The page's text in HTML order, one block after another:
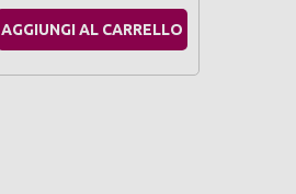
AGGIUNGI AL CARRELLO